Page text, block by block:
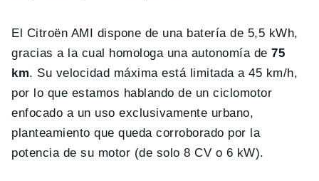
El Citroën AMI dispone de una batería de 5,5 kWh,
gracias a la cual homologa una autonomía de 75
km. Su velocidad máxima está limitada a 45 km/h,
por lo que estamos hablando de un ciclomotor
enfocado a un uso exclusivamente urbano,
planteamiento que queda corroborado por la
potencia de su motor (de solo 8 CV o 6 kW).